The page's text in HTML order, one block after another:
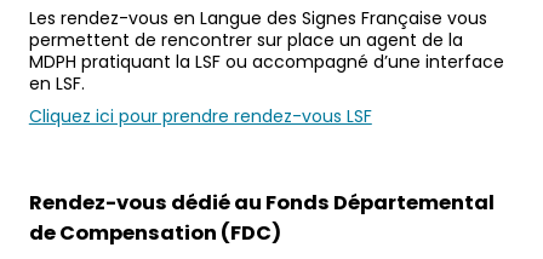
Les rendez-vous en Langue des Signes Française vous
permettent de rencontrer sur place un agent de la
MDPH pratiquant la LSF ou accompagné d’une interface
en LSF.
Cliquez ici pour prendre rendez-vous LSF
Rendez-vous dédié au Fonds Départemental
de Compensation (FDC)